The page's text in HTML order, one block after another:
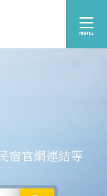
宿官網連結等